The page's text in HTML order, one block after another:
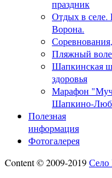
праздник
Отдых в селе.
Ворона.
Пляжный
Шапкинская
здоровья
Марафон
Шапкино-
Полезная
информация
Фотогалерея
Content © 2009-2019